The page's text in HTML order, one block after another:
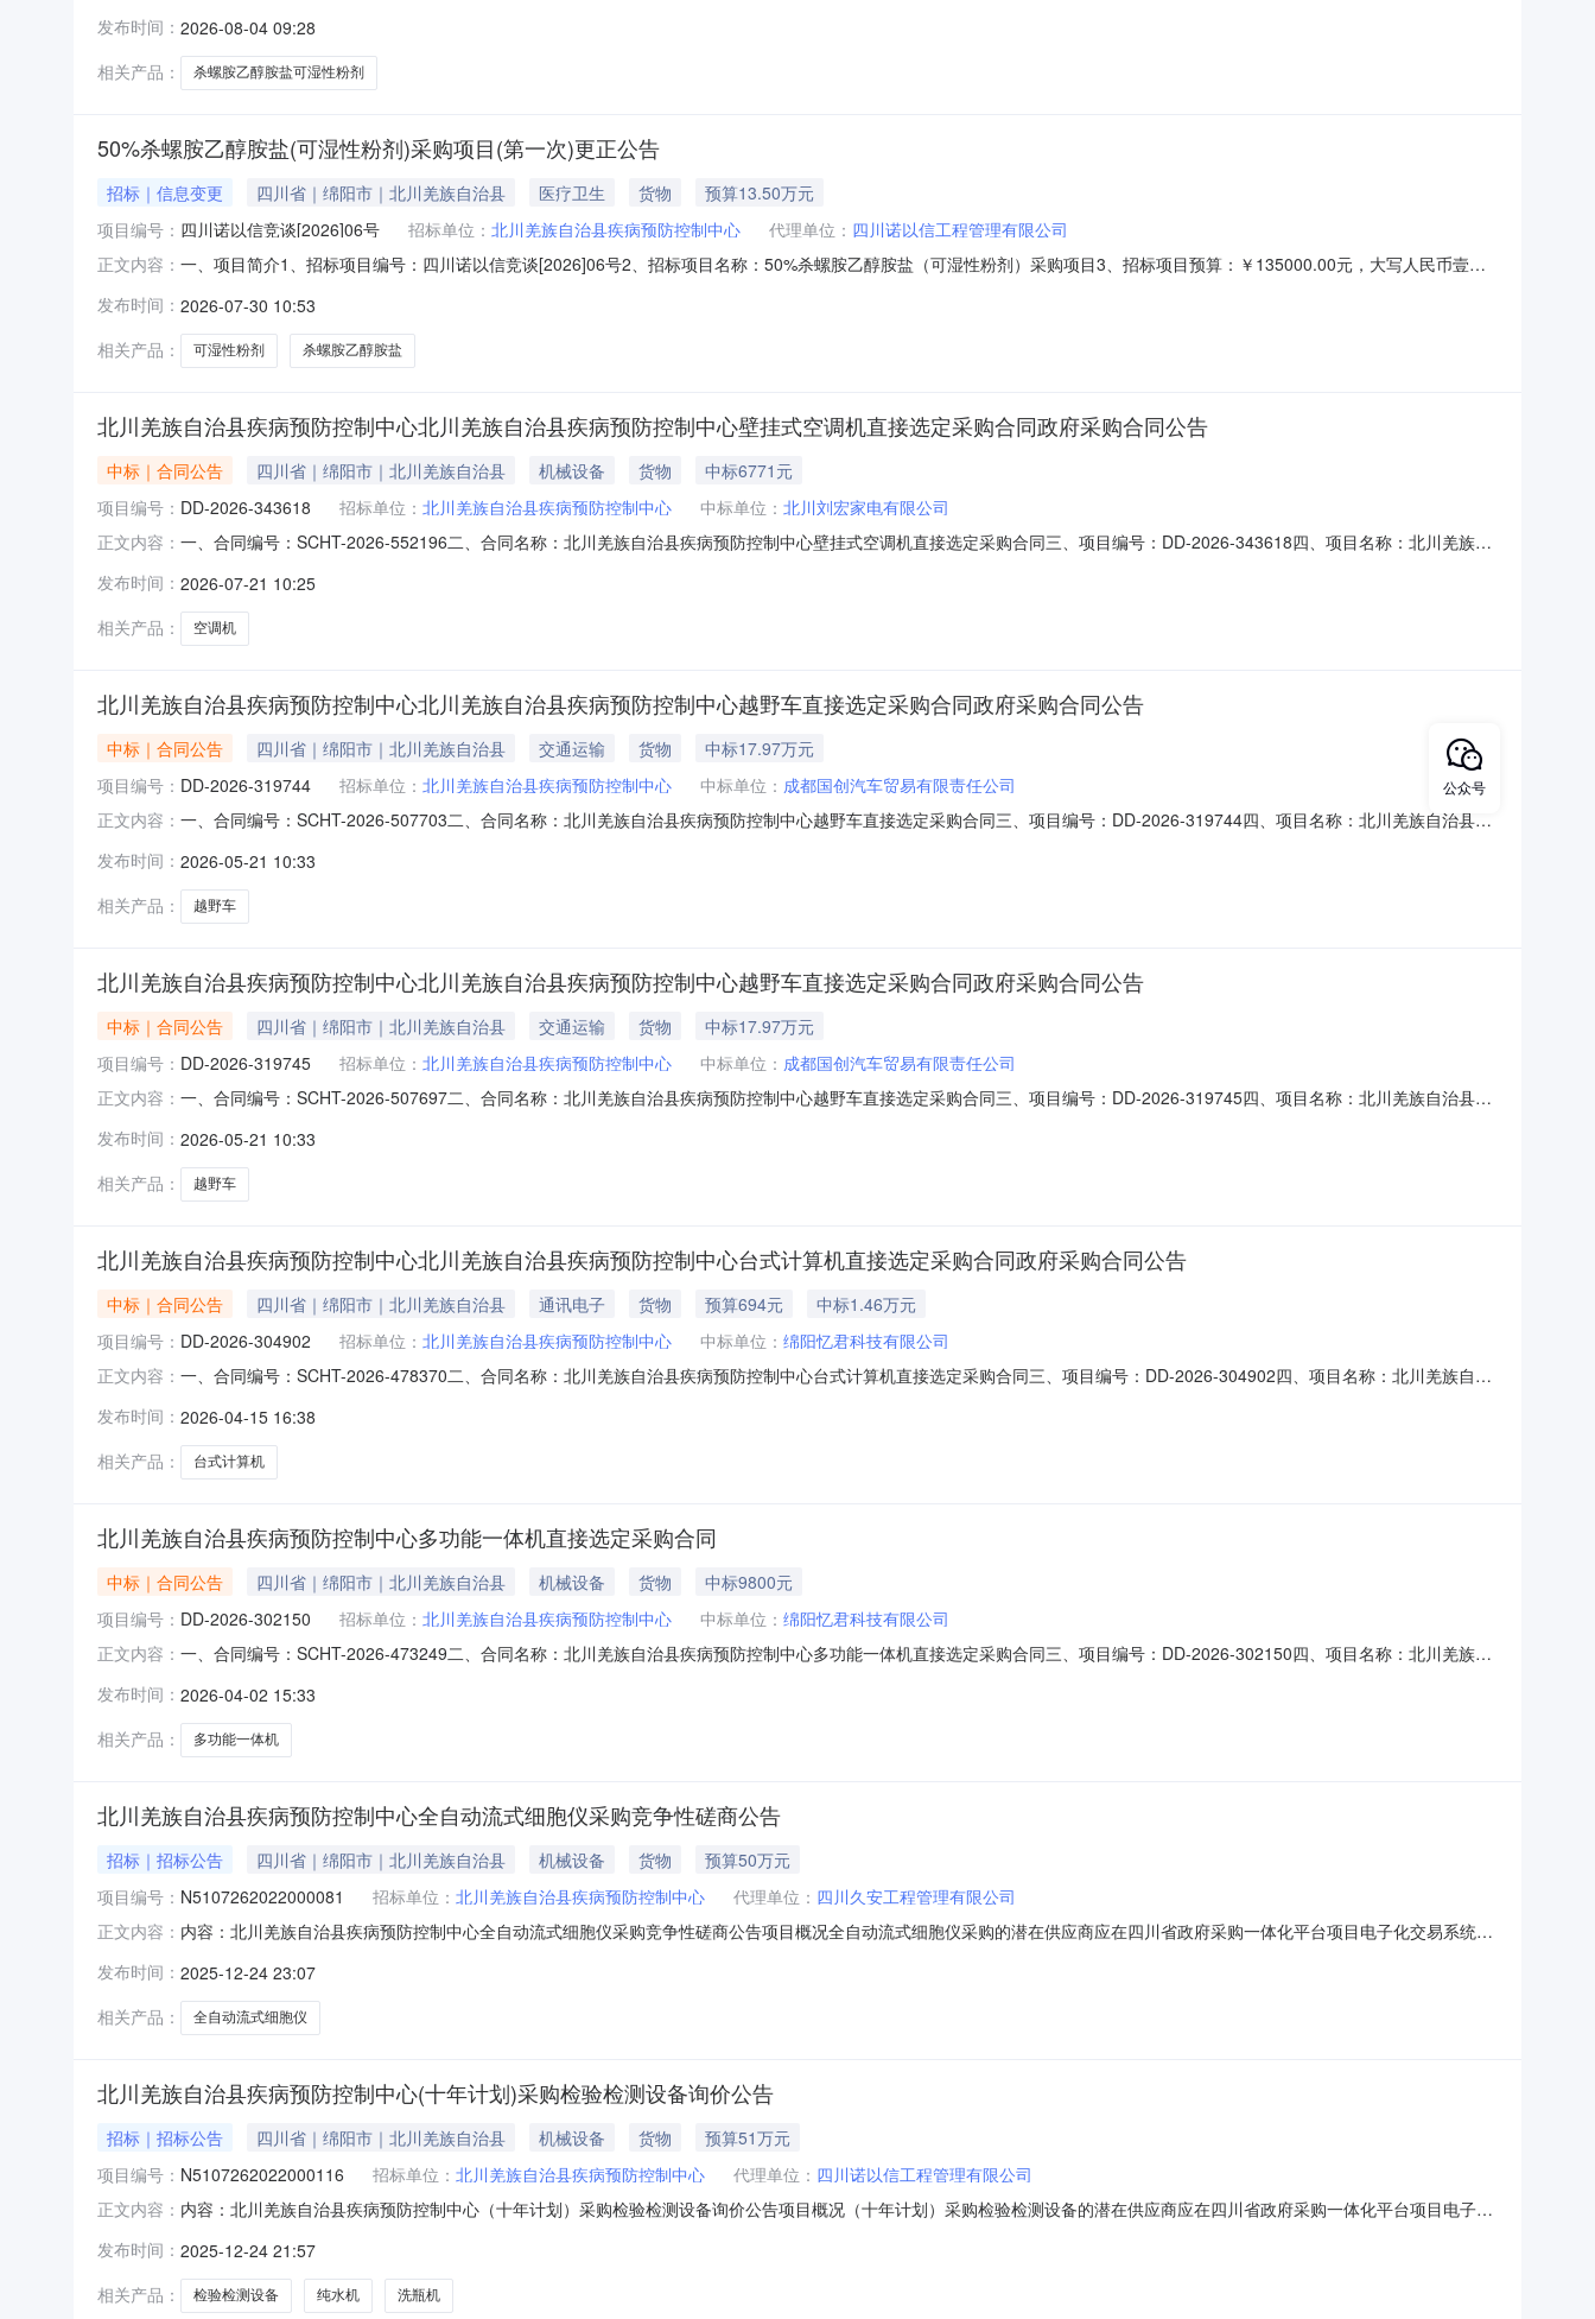
名称、拟获取采购文件的项目名称、项目编号、经办人姓名、联系地址、联系电话及邮箱）及经办人身份证复印件均加盖单位鲜章扫描后发至代理机构邮箱（2993009751@qq.c
发布时间： 2026-08-04 09:28
相关产品：
杀螺胺乙醇胺盐可湿性粉剂
50%杀螺胺乙醇胺盐(可湿性粉剂)采购项目(第一次)更正公告
招标｜信息变更 四川省｜绵阳市｜北川羌族自治县 医疗卫生 货物
预算13.50万元
项目编号： 四川诺以信竞谈[2026]06号 招标单位： 北川羌族自治县疾病预防控制中心 代理单位： 四川诺以信工程管理有限公司
正文内容： 一、项目简介1、招标项目编号：四川诺以信竞谈[2026]06号2、招标项目名称：50%杀螺胺乙醇胺盐（可湿性粉剂）采购项目3、招标项目预算：￥135000.00元，大写人民币壹拾
防控制中心地址：四川省绵阳市北川羌族自治县永昌镇会州路11号联系人及电话：何鹏，0816-4824120招标代理机构：四川诺以信工程管理有限公司地址：绵阳市科创园区兴隆路
发布时间： 2026-07-30 10:53
相关产品：
可湿性粉剂 杀螺胺乙醇胺盐
北川羌族自治县疾病预防控制中心北川羌族自治县疾病预防控制中心壁挂式空调机直接选定采购合同政府采购合同公告
中标｜合同公告 四川省｜绵阳市｜北川羌族自治县 机械设备 货物
中标6771元
项目编号： DD-2026-343618 招标单位： 北川羌族自治县疾病预防控制中心 中标单位： 北川刘宏家电有限公司
正文内容： 一、合同编号：SCHT-2026-552196二、合同名称：北川羌族自治县疾病预防控制中心壁挂式空调机直接选定采购合同三、项目编号：DD-2026-343618四、项目名称：北川羌族自
13458084546供应商(乙方)：北川刘宏家电有限公司地址：北川羌族自治县永昌镇龙尾街78号联系方式：13981117762六、合同主要信息主要标的：序号名称数量(单位)单价
发布时间： 2026-07-21 10:25
相关产品：
空调机
北川羌族自治县疾病预防控制中心北川羌族自治县疾病预防控制中心越野车直接选定采购合同政府采购合同公告
中标｜合同公告 四川省｜绵阳市｜北川羌族自治县 交通运输 货物
中标17.97万元
项目编号： DD-2026-319744 招标单位： 北川羌族自治县疾病预防控制中心 中标单位： 成都国创汽车贸易有限责任公司
正文内容： 一、合同编号：SCHT-2026-507703二、合同名称：北川羌族自治县疾病预防控制中心越野车直接选定采购合同三、项目编号：DD-2026-319744四、项目名称：北川羌族自治县疾
13458084546供应商(乙方)：成都国创汽车贸易有限责任公司地址：中国（四川）自由贸易试验区成都市天府新区正兴街道宁波路东段联系方式：15528227757六、合同主要信息主
要标
发布时间： 2026-05-21 10:33
相关产品：
越野车
北川羌族自治县疾病预防控制中心北川羌族自治县疾病预防控制中心越野车直接选定采购合同政府采购合同公告
中标｜合同公告 四川省｜绵阳市｜北川羌族自治县 交通运输 货物
中标17.97万元
项目编号： DD-2026-319745 招标单位： 北川羌族自治县疾病预防控制中心 中标单位： 成都国创汽车贸易有限责任公司
正文内容： 一、合同编号：SCHT-2026-507697二、合同名称：北川羌族自治县疾病预防控制中心越野车直接选定采购合同三、项目编号：DD-2026-319745四、项目名称：北川羌族自治县疾
13458084546供应商(乙方)：成都国创汽车贸易有限责任公司地址：中国（四川）自由贸易试验区成都市天府新区正兴街道宁波路东段联系方式：15528227757六、合同主要信息主
要标
发布时间： 2026-05-21 10:33
相关产品：
越野车
北川羌族自治县疾病预防控制中心北川羌族自治县疾病预防控制中心台式计算机直接选定采购合同政府采购合同公告
中标｜合同公告 四川省｜绵阳市｜北川羌族自治县 通讯电子 货物 预算694元
中标1.46万元
项目编号： DD-2026-304902 招标单位： 北川羌族自治县疾病预防控制中心 中标单位： 绵阳忆君科技有限公司
正文内容： 一、合同编号：SCHT-2026-478370二、合同名称：北川羌族自治县疾病预防控制中心台式计算机直接选定采购合同三、项目编号：DD-2026-304902四、项目名称：北川羌族自治
13458084546供应商(乙方)：绵阳忆君科技有限公司地址：福星商住楼1幢1-15-3号联系方式：18011100946六、合同主要信息主要标的：序号名称数量(单位)单价(元)
发布时间： 2026-04-15 16:38
相关产品：
台式计算机
北川羌族自治县疾病预防控制中心多功能一体机直接选定采购合同
中标｜合同公告 四川省｜绵阳市｜北川羌族自治县 机械设备 货物
中标9800元
项目编号： DD-2026-302150 招标单位： 北川羌族自治县疾病预防控制中心 中标单位： 绵阳忆君科技有限公司
正文内容： 一、合同编号：SCHT-2026-473249二、合同名称：北川羌族自治县疾病预防控制中心多功能一体机直接选定采购合同三、项目编号：DD-2026-302150四、项目名称：北川羌族自
13458084546供应商（乙方）：绵阳忆君科技有限公司地址：福星商住楼1幢1-15-3号联系方式：18011100946六、合同主要信息主要标的名称：多功能一体机规格型号（或
发布时间： 2026-04-02 15:33
相关产品：
多功能一体机
北川羌族自治县疾病预防控制中心全自动流式细胞仪采购竞争性磋商公告
招标｜招标公告 四川省｜绵阳市｜北川羌族自治县 机械设备 货物
预算50万元
项目编号： N5107262022000081 招标单位： 北川羌族自治县疾病预防控制中心 代理单位： 四川久安工程管理有限公司
正文内容： 内容：北川羌族自治县疾病预防控制中心全自动流式细胞仪采购竞争性磋商公告项目概况全自动流式细胞仪采购的潜在供应商应在四川省政府采购一体化平台项目电子化交易系统
全自动流式细胞仪采购采购方式：竞争性磋商预算金额：500,000.00元采购需求：详见采购需求附件合同履行期限：采购包1：自合同签订之日起7日本项目是否接受联合体参与：采
购包1：不
发布时间： 2025-12-24 23:07
相关产品：
全自动流式细胞仪
北川羌族自治县疾病预防控制中心(十年计划)采购检验检测设备询价公告
招标｜招标公告 四川省｜绵阳市｜北川羌族自治县 机械设备 货物
预算51万元
项目编号： N5107262022000116 招标单位： 北川羌族自治县疾病预防控制中心 代理单位： 四川诺以信工程管理有限公司
正文内容： 内容：北川羌族自治县疾病预防控制中心（十年计划）采购检验检测设备询价公告项目概况（十年计划）采购检验检测设备的潜在供应商应在四川省政府采购一体化平台项目电子化
目名称：（十年计划）采购检验检测设备采购方式：询价预算金额：510,000.00元采购需求：详见采购需求附件合同履行期限：采购包1：自合同签订之日起20日本项目是否接受联
合体参与
发布时间： 2025-12-24 21:57
相关产品：
检验检测设备 纯水机 洗瓶机
公众号